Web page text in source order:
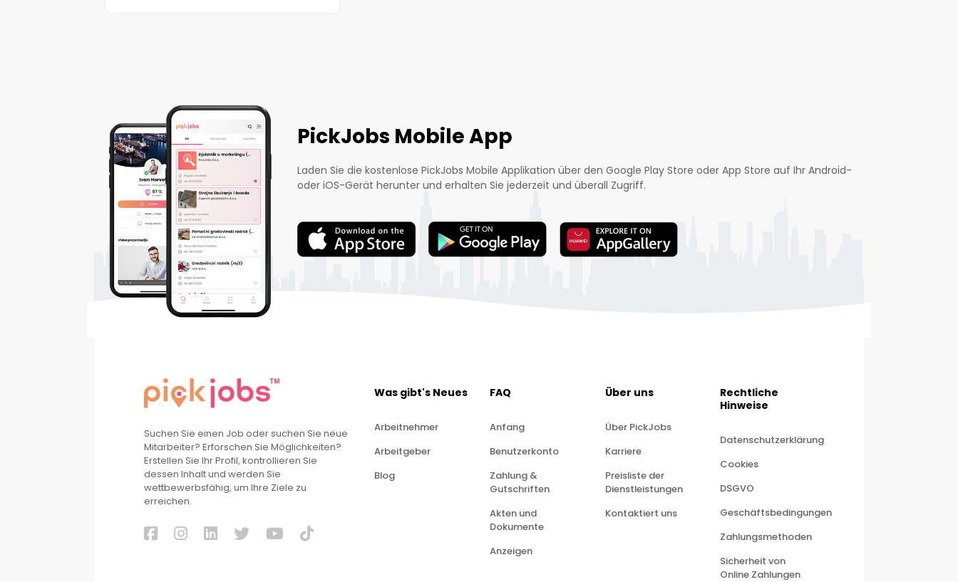
PickJobs Mobile App
Laden Sie die kostenlose PickJobs Mobile Applikation über den Google Play Store oder App Store auf Ihr Android-
oder iOS-Gerät herunter und erhalten Sie jederzeit und überall Zugriff.
Suchen Sie einen Job oder suchen Sie neue
Mitarbeiter? Erforschen Sie Möglichkeiten?
Erstellen Sie Ihr Profil, kontrollieren Sie
dessen Inhalt und werden Sie
wettbewerbsfähig, um Ihre Ziele zu
erreichen.
Was gibt's Neues
Arbeitnehmer
Arbeitgeber
Blog
FAQ
Anfang
Benutzerkonto
Zahlung &
Gutschriften
Akten und
Dokumente
Anzeigen
Über uns
Über PickJobs
Karriere
Preisliste der
Dienstleistungen
Kontaktiert uns
Rechtliche
Hinweise
Datenschutzerklärung
Cookies
DSGVO
Geschäftsbedingungen
Zahlungsmethoden
Sicherheit von
Online Zahlungen